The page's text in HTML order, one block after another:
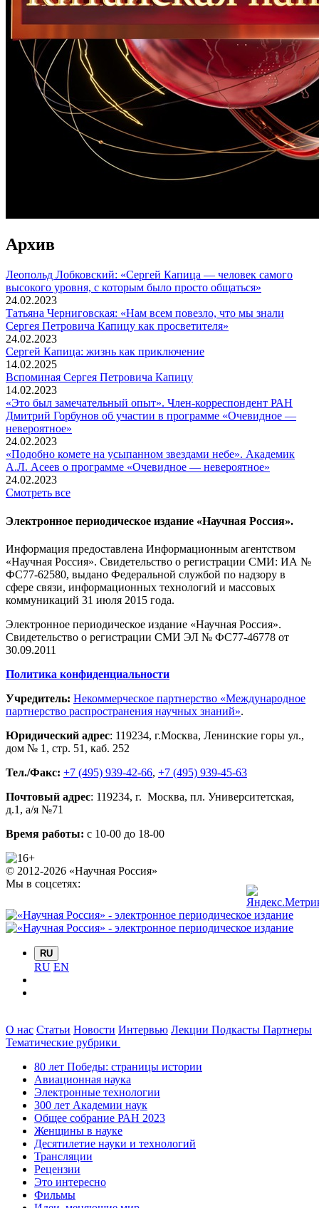
Архив
Леопольд Лобковский: «Сергей Капица — человек самого
высокого уровня, с которым было просто общаться»
24.02.2023
Татьяна Черниговская: «Нам всем повезло, что мы знали
Сергея Петровича Капицу как просветителя»
24.02.2023
Сергей Капица: жизнь как приключение
14.02.2025
Вспоминaя Сергея Петровича Капицу
14.02.2023
«Это был замечательный опыт». Член-корреспондент РАН
Дмитрий Горбунов об участии в программе «Очевидное —
невероятное»
24.02.2023
«Подобно комете на усыпанном звездами небе». Академик
А.Л. Асеев о программе «Очевидное — невероятное»
24.02.2023
Смотреть все
Электронное периодическое издание «Научная Россия».
Информация предоставлена Информационным агентством
«Научная Россия». Свидетельство о регистрации СМИ: ИА №
ФС77-62580, выдано Федеральной службой по надзору в
сфере связи, информационных технологий и массовых
коммуникаций 31 июля 2015 года.
Электронное периодическое издание «Научная Россия».
Свидетельство о регистрации СМИ ЭЛ № ФС77-46778 от
30.09.2011
Политика конфиденциальности
Учредитель: Некоммерческое партнерство «Международное
партнерство распространения научных знаний».
Юридический адрес: 119234, г.Москва, Ленинские горы ул.,
дом № 1, стр. 51 , каб. 252
Тел./Факс: +7 (495) 939-42-66, +7 (495) 939-45-63
Почтовый адрес: 119234, г. Москва, пл. Университетская,
д.1 , а/я №71
Время работы: с 10-00 до 18-00
© 2012-2026 «Научная Россия»
Мы в соцсетях:
RU
RU EN
О нас Статьи Новости Интервью Лекции Подкасты Партнеры
Тематические рубрики
80 лет Победы: страницы истории
Авиационная наука
Электронные технологии
300 лет Академии наук
Общее собрание РАН 2023
Женщины в науке
Десятилетие науки и технологий
Трансляции
Рецензии
Это интересно
Фильмы